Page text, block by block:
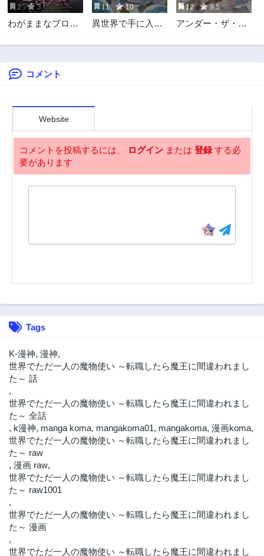
第43.1話
2年前
第43.2話
2年前
第43.3話 第42.1話
第42.2話
第41.2話
第40.1話
2年前
第40.2話
2年前
第40.3話
第37.1話
2年前
第36.2話
2年前 2年前
第36話
第35話
2年前 2年前
第35.2話
2年前
第34話
第34.1話
2年前
第34.2話
2年前
2年前 2年前
第33.1話
2年前 2年前
2 3
わがままなプロポ
11 10
異世界で手に入れ
強だったようで
12 9.5
アンダー・ザ・メ
コメント
Website
コメントを投稿するには、 ログイン または 登録する必
要があります
Tags
K-漫神, 漫神,
世界でただ一人の魔物使い ～転職したら魔王に間違われまし
た～ 話
,
世界でただ一人の魔物使い ～転職したら魔王に間違われまし
た～ 全話
, k漫神, manga koma, mangakoma01, mangakoma, 漫画koma,
世界でただ一人の魔物使い ～転職したら魔王に間違われまし
た～ raw
, 漫画 raw,
世界でただ一人の魔物使い ～転職したら魔王に間違われまし
た～ raw1001
,
世界でただ一人の魔物使い ～転職したら魔王に間違われまし
た～ 漫画
,
世界でただ一人の魔物使い ～転職したら魔王に間違われまし